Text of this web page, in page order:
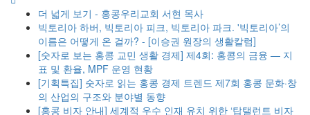
더 넓게 보기 - 홍콩우리교회 서현 목사
빅토리아 하버, 빅토리아 피크, 빅토리아 파크. '빅토리아’의
이름은 어떻게 온 걸까? - [이승권 원장의 생활칼럼]
[숫자로 보는 홍콩 교민 생활 경제] 제4회: 홍콩의 금융 — 지
표 및 환율, MPF 운영 현황
[기획특집] 숫자로 읽는 홍콩 경제 트렌드 제7회 홍콩 문화·창
의 산업의 구조와 분야별 동향
[홍콩 비자 안내] 세계적 우수 인재 유치 위한 ‘탑탤런트 비자